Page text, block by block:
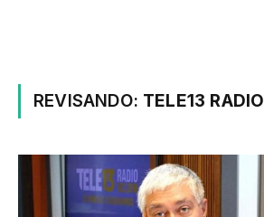
REVISANDO: TELE13 RADIO